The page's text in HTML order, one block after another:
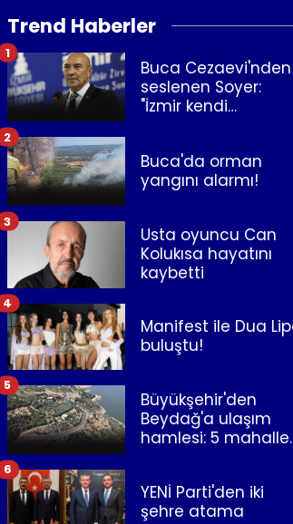
Trend Haberler
Buca Cezaevi'nden
seslenen Soyer:
"İzmir kendi
1
Buca'da orman
yangını alarmı!
2
Usta oyuncu Can
Kolukısa hayatını
kaybetti
3
Manifest ile Dua
buluştu!
4
Büyükşehir'den
Beydağ'a ulaşım
hamlesi: 5 mahalle
5
YENİ Parti'den iki
şehre atama
6